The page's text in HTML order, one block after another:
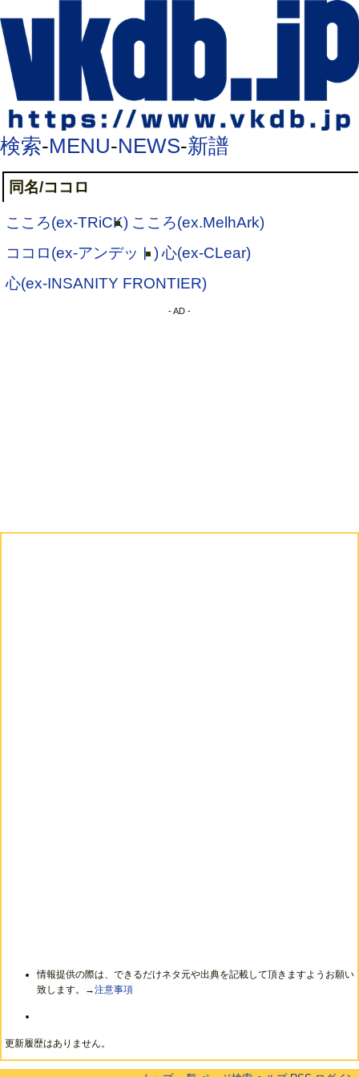
検索-MENU-NEWS-新譜
同名/ココロ
こころ(ex-TRiCK) こころ(ex.MelhArk)
ココロ(ex-アンデット)心(ex-CLear)
心(ex-INSANITY FRONTIER)
- AD -
情報提供の際は、できるだけネタ元や出典を記載して頂きますようお願い
致します。→注意事項
更新履歴はありません。